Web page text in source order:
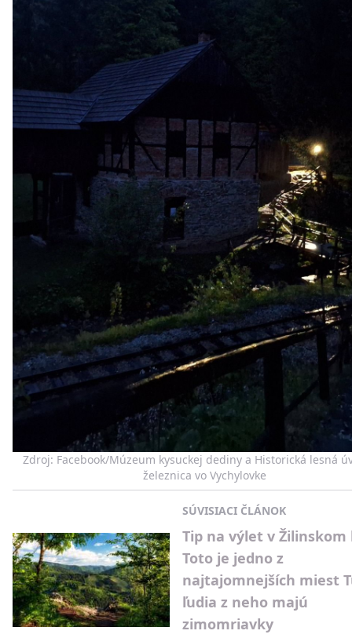
Zdroj: Facebook/Múzeum kysuckej dediny a Historická lesná
železnica vo Vychylovke
SÚVISIACI ČLÁNOK
Tip na výlet v Žilinskom
Toto je jedno z
najtajomnejších miest
ľudia z neho majú
zimomriavky